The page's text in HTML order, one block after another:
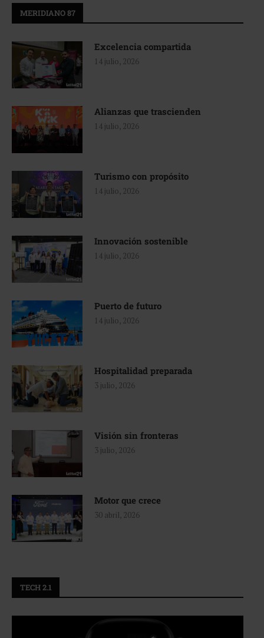
MERIDIANO 87
Excelencia compartida
14 julio, 2026
Alianzas que trascienden
14 julio, 2026
Turismo con propósito
14 julio, 2026
Innovación sostenible
14 julio, 2026
Puerto de futuro
14 julio, 2026
Hospitalidad preparada
3 julio, 2026
Visión sin fronteras
3 julio, 2026
Motor que crece
30 abril, 2026
TECH 2.1